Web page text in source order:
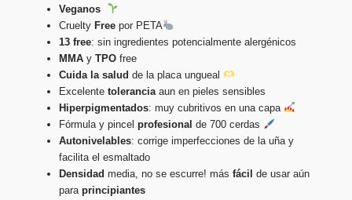
Veganos
Cruelty Free por PETA
13 free: sin ingredientes potencialmente alergénicos
MMA y TPO free
Cuida la salud de la placa ungueal
Excelente tolerancia aun en pieles sensibles
Hiperpigmentados: muy cubritivos en una capa
Fórmula y pincel profesional de 700 cerdas
Autonivelables: corrige imperfecciones de la uña y
facilita el esmaltado
Densidad media, no se escurre! más fácil de usar aún
para principiantes